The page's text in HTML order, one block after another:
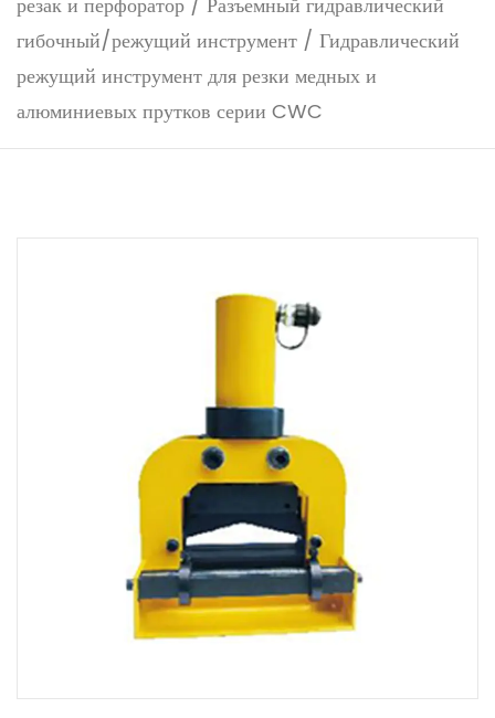
гибочный/режущий инструмент / Гидравлический
режущий инструмент для резки медных и
алюминиевых прутков серии CWC